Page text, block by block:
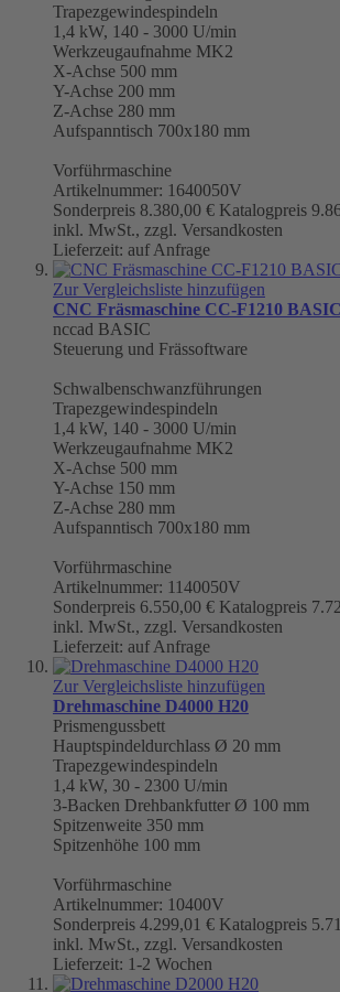
Trapezgewindespindeln
1,4 kW, 140 - 3000 U/min
Werkzeugaufnahme MK2
X-Achse 500 mm
Y-Achse 200 mm
Z-Achse 280 mm
Aufspanntisch 700x180 mm
Vorführmaschine
Artikelnummer: 1640050V
Sonderpreis 8.380,00 € Katalogpreis
inkl. MwSt., zzgl. Versandkosten
Lieferzeit: auf Anfrage
Zur Vergleichsliste hinzufügen
CNC Fräsmaschine CC-F1210 BASIC
nccad BASIC
Steuerung und Frässoftware
Schwalbenschwanzführungen
Trapezgewindespindeln
1,4 kW, 140 - 3000 U/min
Werkzeugaufnahme MK2
X-Achse 500 mm
Y-Achse 150 mm
Z-Achse 280 mm
Aufspanntisch 700x180 mm
Vorführmaschine
Artikelnummer: 1140050V
Sonderpreis 6.550,00 € Katalogpreis
inkl. MwSt., zzgl. Versandkosten
Lieferzeit: auf Anfrage
Zur Vergleichsliste hinzufügen
Drehmaschine D4000 H20
Prismengussbett
Hauptspindeldurchlass Ø 20 mm
Trapezgewindespindeln
1,4 kW, 30 - 2300 U/min
3-Backen Drehbankfutter Ø 100 mm
Spitzenweite 350 mm
Spitzenhöhe 100 mm
Vorführmaschine
Artikelnummer: 10400V
Sonderpreis 4.299,01 € Katalogpreis
inkl. MwSt., zzgl. Versandkosten
Lieferzeit: 1-2 Wochen